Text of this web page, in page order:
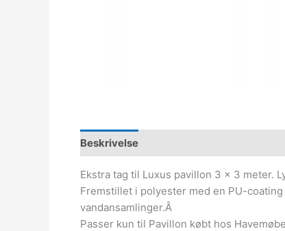
Beskrivelse
Ekstra tag til Luxus pavillon 3 x 3 meter.
Fremstillet i polyester med en PU-
vandansamlinger.Â
Passer kun til Pavillon købt hos